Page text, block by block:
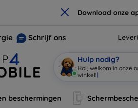
× Download onze
Schrijf ons
Hulp nodig?
Hoi, welkom in onze
beschermingen